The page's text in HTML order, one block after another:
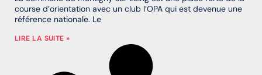
course d’orientation avec un club l’OPA qui est devenue une
référence nationale. Le
LIRE LA SUITE »